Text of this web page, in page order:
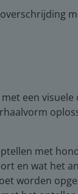
een
met
en wat het
worden